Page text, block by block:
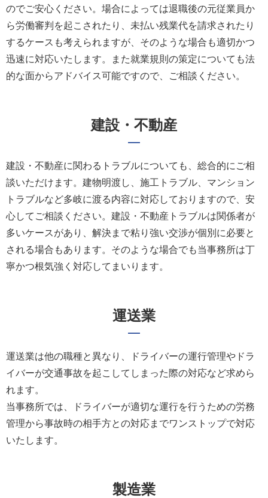
のでご安心ください。場合によっては退職後の元従業員か
ら労働審判を起こされたり、未払い残業代を請求されたり
するケースも考えられますが、そのような場合も適切かつ
迅速に対応いたします。また就業規則の策定についても法
的な面からアドバイス可能ですので、ご相談ください。
建設・不動産
建設・不動産に関わるトラブルについても、総合的にご相
談いただけます。建物明渡し、施工トラブル、マンション
トラブルなど多岐に渡る内容に対応しておりますので、安
心してご相談ください。建設・不動産トラブルは関係者が
多いケースがあり、解決まで粘り強い交渉が個別に必要と
される場合もあります。そのような場合でも当事務所は丁
寧かつ根気強く対応してまいります。
運送業
運送業は他の職種と異なり、ドライバーの運行管理やドラ
イバーが交通事故を起こしてしまった際の対応など求めら
れます。
当事務所では、ドライバーが適切な運行を行うための労務
管理から事故時の相手方との対応までワンストップで対応
いたします。
製造業